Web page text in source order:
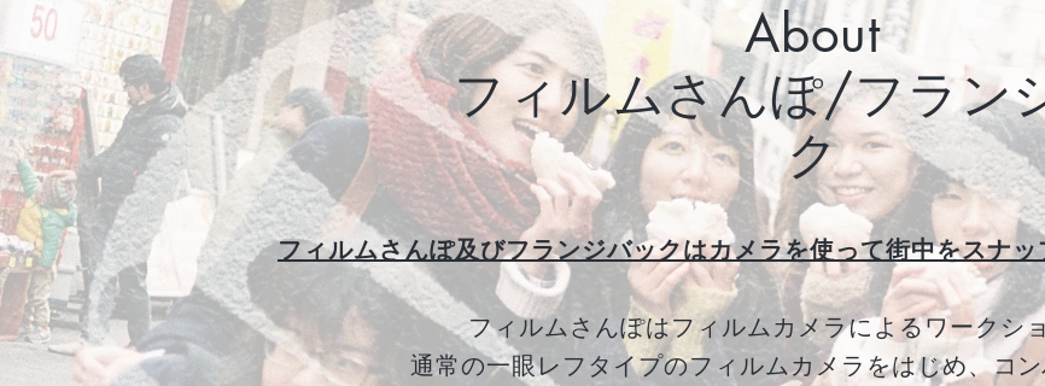
About
フィルムさんぽ/フラン
ク
フィルムさんぽ及びフランジバックはカメラを使って街中をスナ
フィルムさんぽはフィルムカメラによるワークシ
通常の一眼レフタイプのフィルムカメラをはじめ、コ